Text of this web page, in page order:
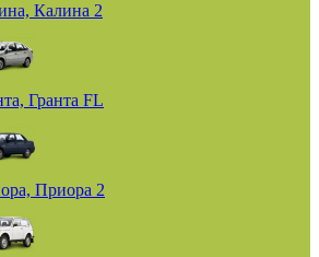
Калина 2
Гранта FL
Приора 2